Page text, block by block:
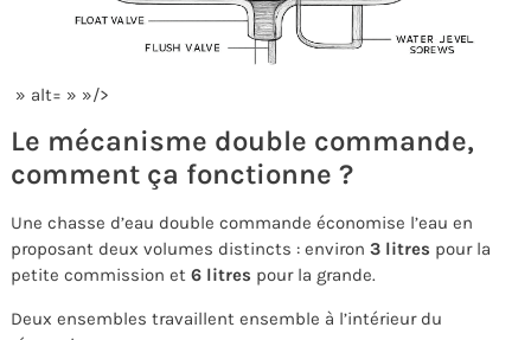
» alt= » »/>
Le mécanisme double commande,
comment ça fonctionne ?
Une chasse d’eau double commande économise l’eau en
proposant deux volumes distincts : environ 3 litres pour la
petite commission et 6 litres pour la grande.
Deux ensembles travaillent ensemble à l’intérieur du